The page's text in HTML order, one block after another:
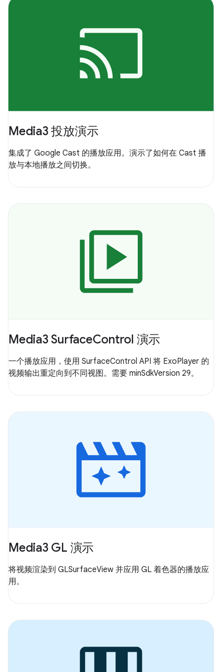
Media3 投放演示
集成了 Google Cast 的播放应用。演示了如何在 Cast 播
放与本地播放之间切换。
Media3 SurfaceControl 演示
一个播放应用，使用 SurfaceControl API 将 ExoPlayer 的
视频输出重定向到不同视图。需要 minSdkVersion 29。
Media3 GL 演示
将视频渲染到 GLSurfaceView 并应用 GL 着色器的播放应
用。